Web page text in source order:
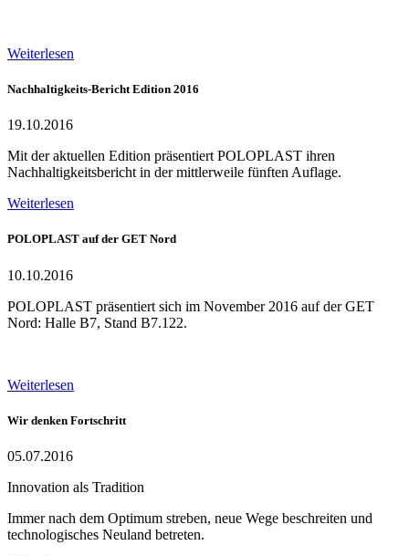
Weiterlesen
Nachhaltigkeits-Bericht Edition 2016
19.10.2016
Mit der aktuellen Edition präsentiert POLOPLAST ihren
Nachhaltigkeitsbericht in der mittlerweile fünften Auflage.
Weiterlesen
POLOPLAST auf der GET Nord
10.10.2016
POLOPLAST präsentiert sich im November 2016 auf der GET
Nord: Halle B7, Stand B7.122.
Weiterlesen
Wir denken Fortschritt
05.07.2016
Innovation als Tradition
Immer nach dem Optimum streben, neue Wege beschreiten und
technologisches Neuland betreten.